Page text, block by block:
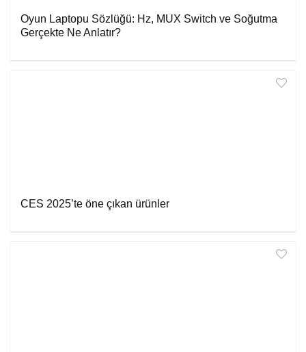
Oyun Laptopu Sözlüğü: Hz, MUX Switch ve Soğutma
Gerçekte Ne Anlatır?
CES 2025’te öne çıkan ürünler